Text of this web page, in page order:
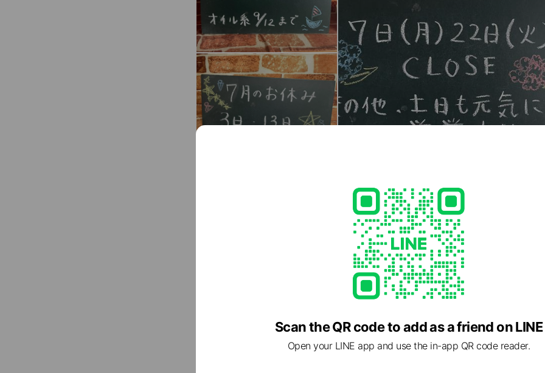
Scan the QR code to add as a friend on LINE
Open your LINE app and use the in-app QR code reader.